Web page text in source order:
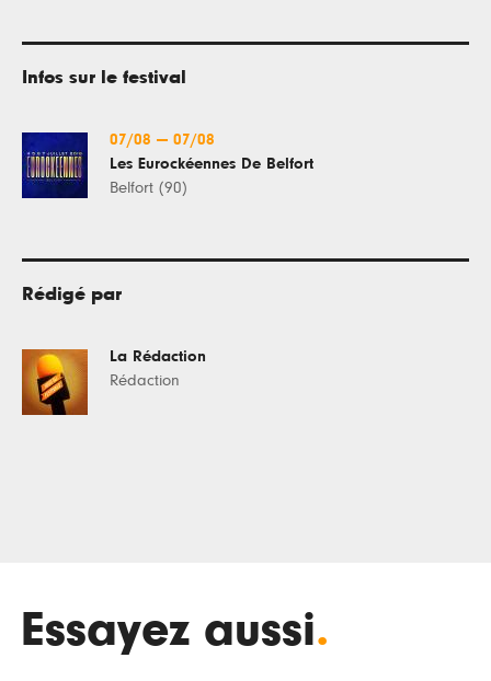
Infos sur le festival
07/08 — 07/08
Les Eurockéennes De Belfort
Belfort (90)
Rédigé par
La Rédaction
Rédaction
Essayez aussi.